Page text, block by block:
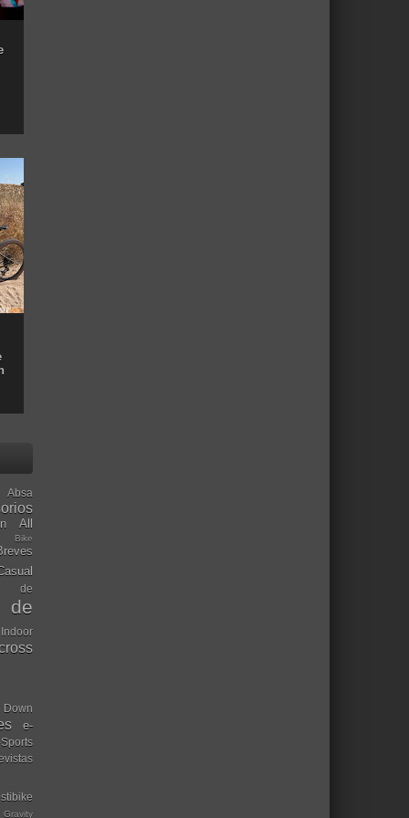
Absa
All
Bike
de
de
Down
e-
Gravity